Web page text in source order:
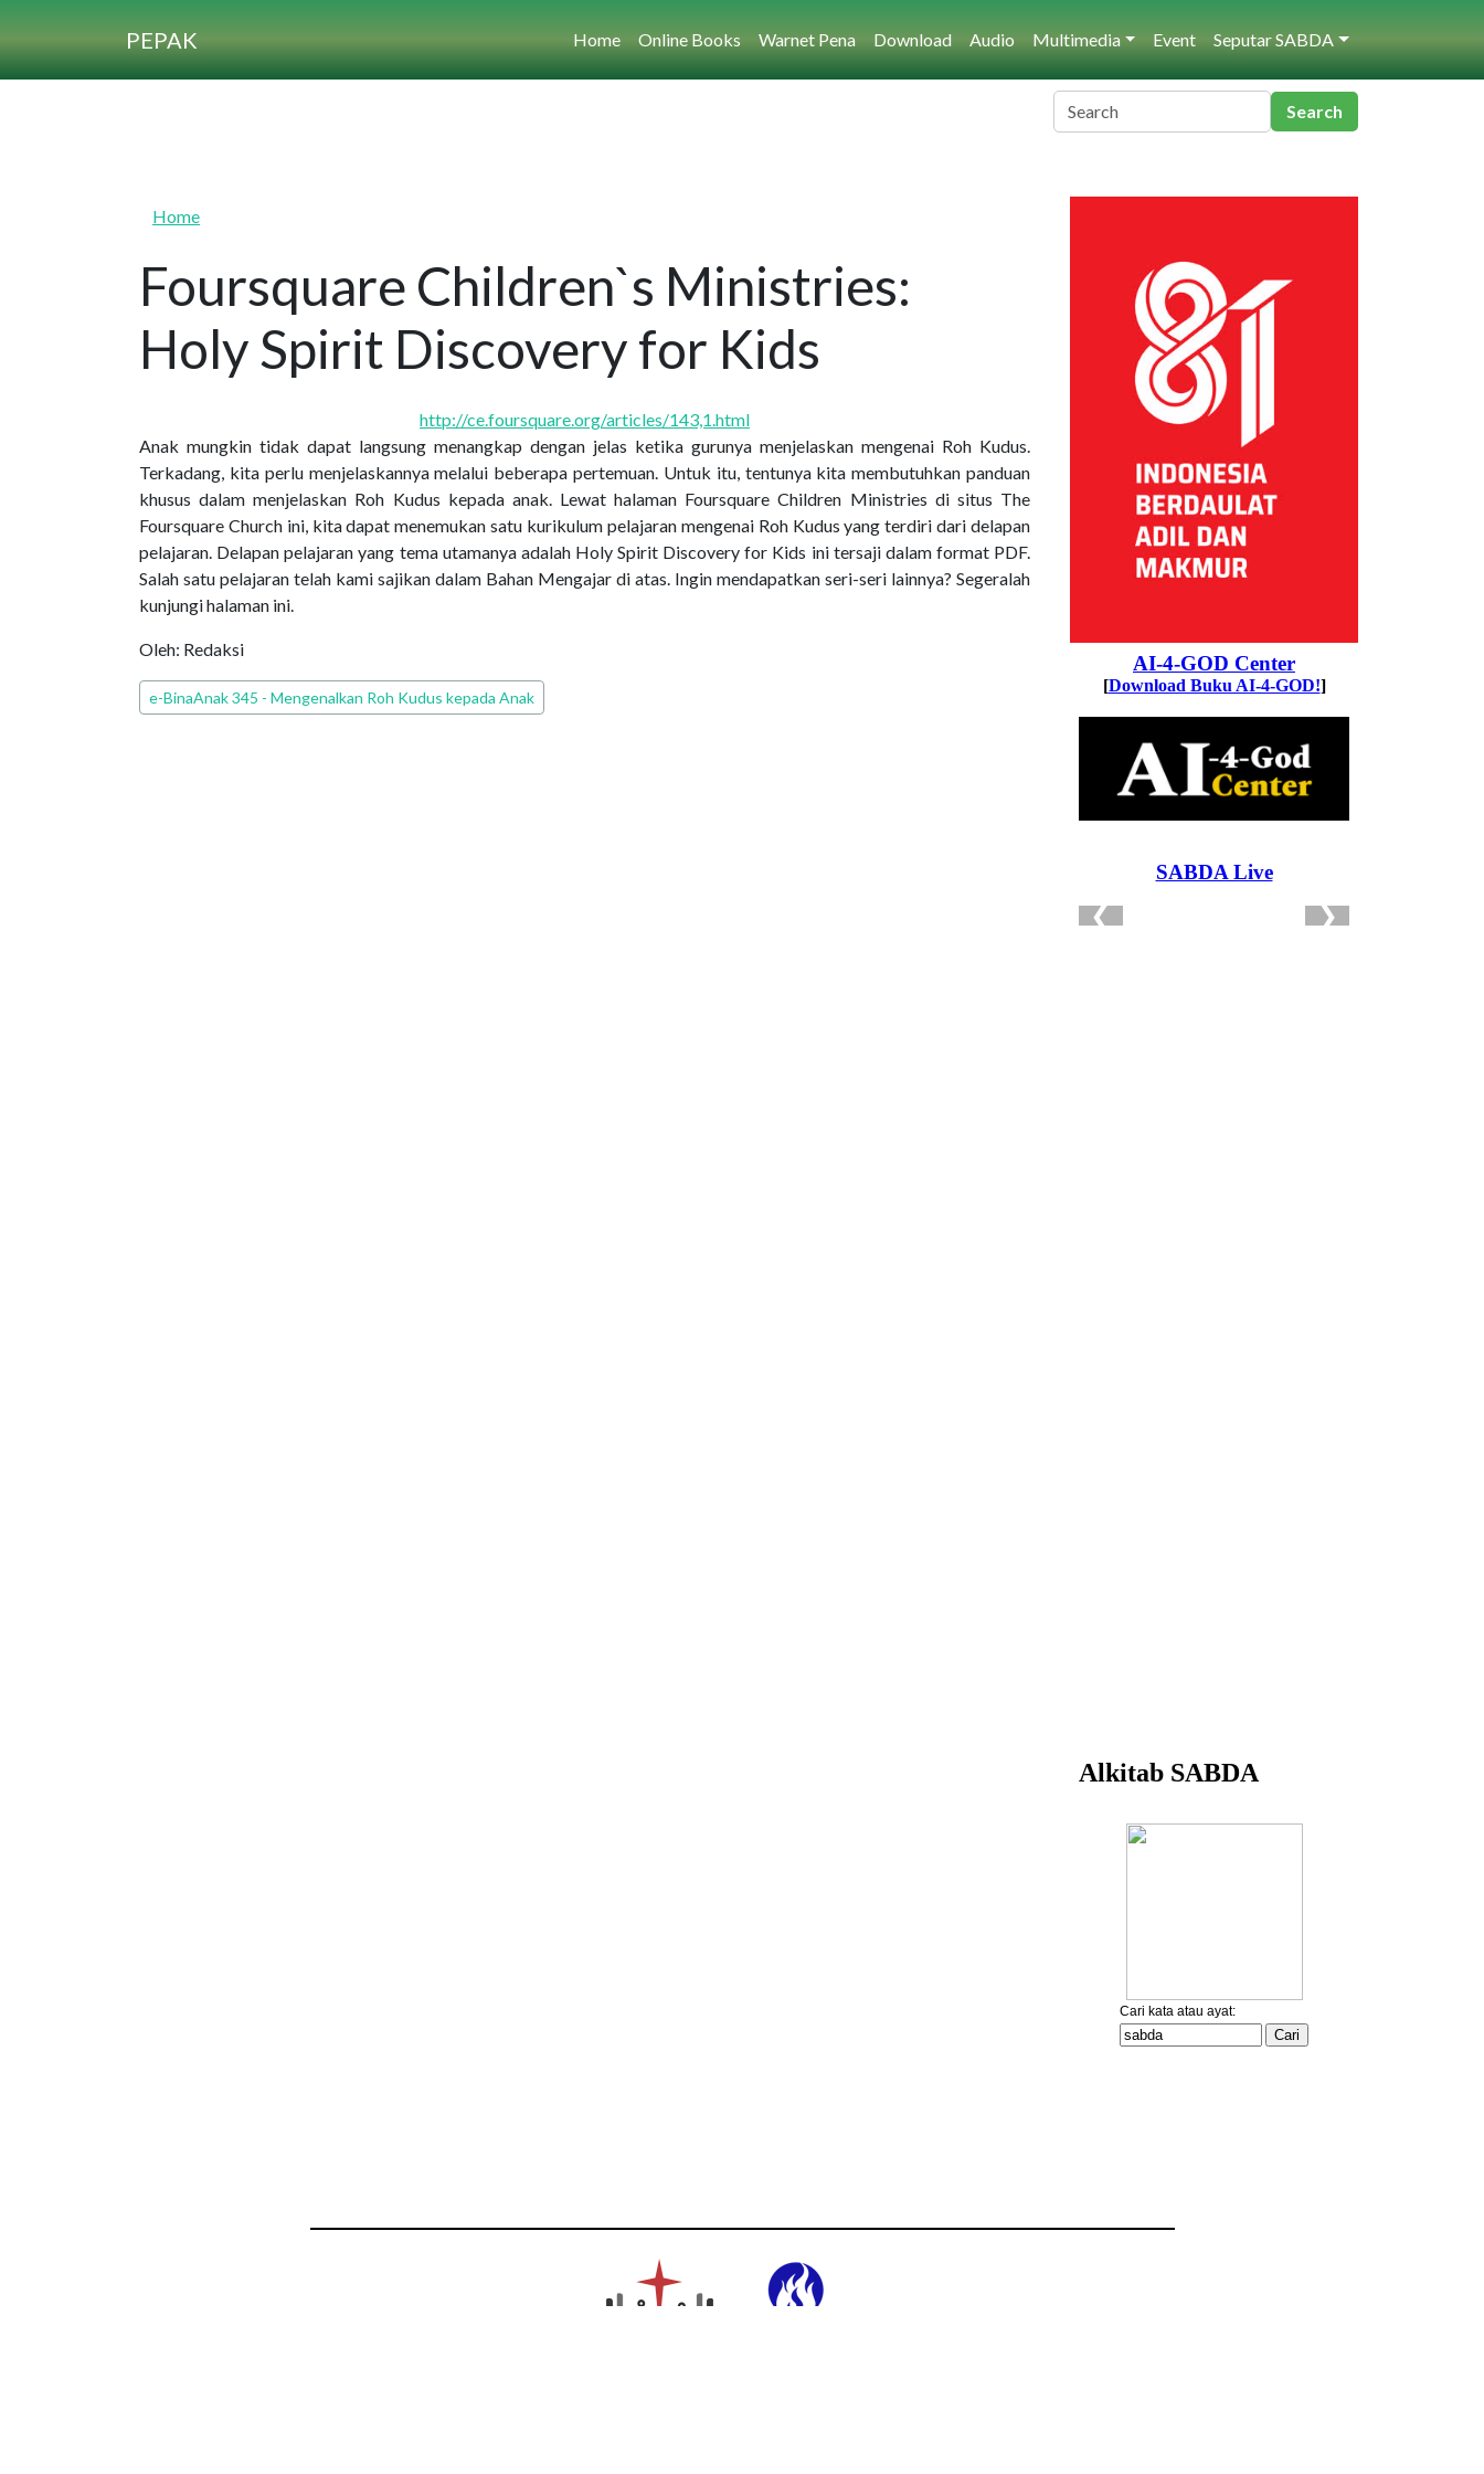
PEPAK Home Online Books Warnet Pena Download Audio Multimedia Event Seputar SABDA
Home
Foursquare Children`s Ministries:
Holy Spirit Discovery for Kids
http://ce.foursquare.org/articles/143,1.html
Anak mungkin tidak dapat langsung menangkap dengan jelas ketika gurunya menjelaskan mengenai Roh Kudus.
Terkadang, kita perlu menjelaskannya melalui beberapa pertemuan. Untuk itu, tentunya kita membutuhkan panduan
khusus dalam menjelaskan Roh Kudus kepada anak. Lewat halaman Foursquare Children Ministries di situs The
Foursquare Church ini, kita dapat menemukan satu kurikulum pelajaran mengenai Roh Kudus yang terdiri dari delapan
pelajaran. Delapan pelajaran yang tema utamanya adalah Holy Spirit Discovery for Kids ini tersaji dalam format PDF.
Salah satu pelajaran telah kami sajikan dalam Bahan Mengajar di atas. Ingin mendapatkan seri-seri lainnya? Segeralah
kunjungi halaman ini.
Oleh: Redaksi
Edisi PEPAK
e-BinaAnak 345 - Mengenalkan Roh Kudus kepada Anak